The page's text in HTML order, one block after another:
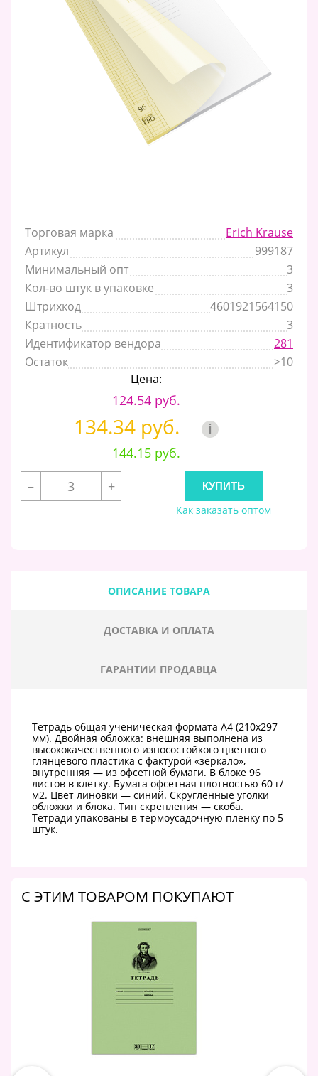
Торговая марка
Erich Krause
Артикул
999187
Минимальный опт
3
Кол-во штук в упаковке
3
Штрихкод
4601921564150
Кратность
3
Идентификатор вендора
281
Остаток
>10
Цена:
124.54 руб.
134.34 руб. i
144.15 руб.
–
+
Как заказать оптом
ОПИСАНИЕ ТОВАРА
ДОСТАВКА И ОПЛАТА
ГАРАНТИИ ПРОДАВЦА
Тетрадь общая ученическая формата А4 (210x297
мм). Двойная обложка: внешняя выполнена из
высококачественного износостойкого цветного
глянцевого пластика с фактурой «зеркало»,
внутренняя — из офсетной бумаги. В блоке 96
листов в клетку. Бумага офсетная плотностью 60 г/
м2. Цвет линовки — синий. Скругленные уголки
обложки и блока. Тип скрепления — скоба.
Тетради упакованы в термоусадочную пленку по 5
штук.
C ЭТИМ ТОВАРОМ ПОКУПАЮТ